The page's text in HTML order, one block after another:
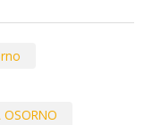
OSORNO